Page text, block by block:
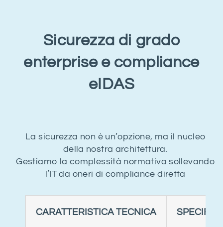
Sicurezza di grado
enterprise e compliance
eIDAS
La sicurezza non è un’opzione, ma il nucleo
della nostra architettura.
Gestiamo la complessità normativa sollevando
l’IT da oneri di compliance diretta
CARATTERISTICA TECNICA